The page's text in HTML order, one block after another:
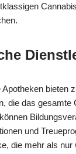
bieten
die das gesamte
und
die mehr als nur